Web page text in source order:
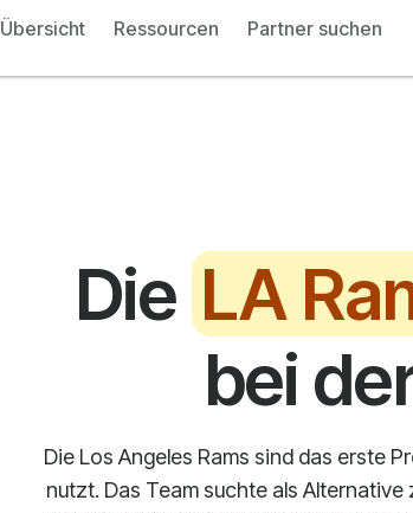
Übersicht Ressourcen Partner suchen
Die LA
bei
Die Los Angeles Rams sind das erste
nutzt. Das Team suchte als